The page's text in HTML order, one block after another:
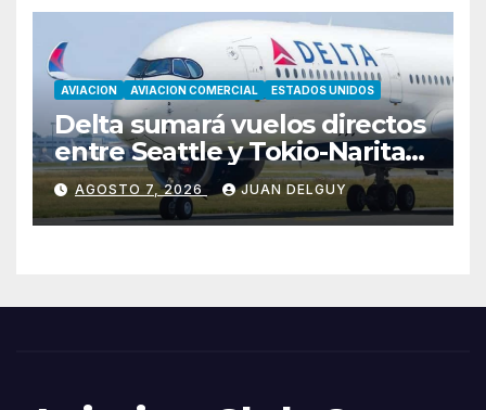
AVIACION AVIACION COMERCIAL ESTADOS UNIDOS
Delta sumará vuelos directos
entre Seattle y Tokio-Narita
desde marzo de 2027
AGOSTO 7, 2026 JUAN DELGUY